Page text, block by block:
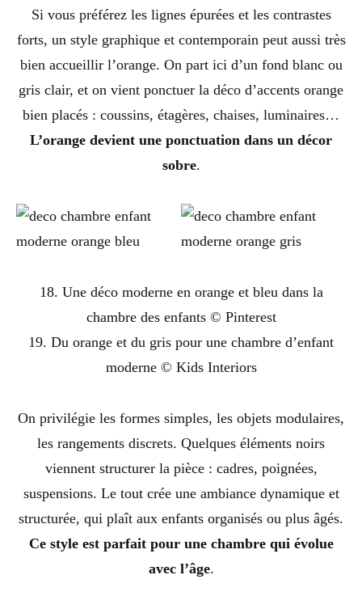
Si vous préférez les lignes épurées et les contrastes
forts, un style graphique et contemporain peut aussi très
bien accueillir l’orange. On part ici d’un fond blanc ou
gris clair, et on vient ponctuer la déco d’accents orange
bien placés : coussins, étagères, chaises, luminaires…
L’orange devient une ponctuation dans un décor
sobre.
18. Une déco moderne en orange et bleu dans la
chambre des enfants © Pinterest
19. Du orange et du gris pour une chambre d’enfant
moderne © Kids Interiors
On privilégie les formes simples, les objets modulaires,
les rangements discrets. Quelques éléments noirs
viennent structurer la pièce : cadres, poignées,
suspensions. Le tout crée une ambiance dynamique et
structurée, qui plaît aux enfants organisés ou plus âgés.
Ce style est parfait pour une chambre qui évolue
avec l’âge.